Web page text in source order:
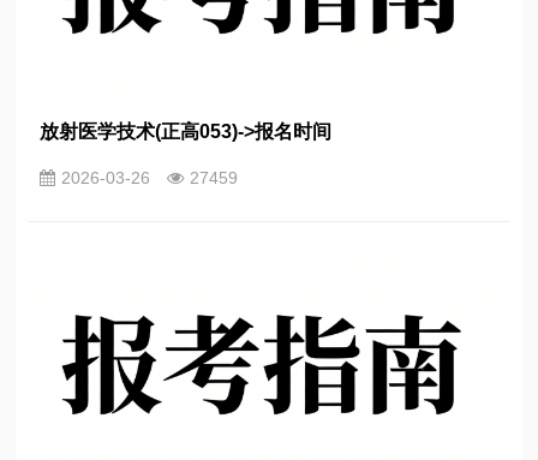
放射医学技术(正高053)->报名时间
2026-03-26 27459